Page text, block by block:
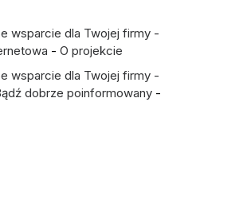
wsparcie dla Twojej firmy -
- O projekcie
wsparcie dla Twojej firmy -
dobrze poinformowany -